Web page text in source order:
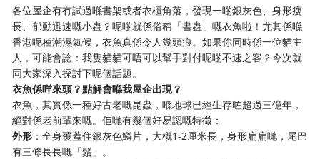
各位屋企有冇試過喺書架或者衣櫃角落，發現一啲銀灰色、身形瘦
長、郁動迅速嘅小蟲？呢啲就係俗稱「書蟲」嘅衣魚啦！尤其係喺
香港呢種潮濕氣候，衣魚真係令人幾頭痕。如果你同時係一位貓主
人，可能會諗：我隻貓貓可唔可以幫手對付呢啲不速之客？今次就
同大家深入探討下呢個話題。
衣魚係咩來頭？點解會喺我屋企出現？
衣魚，其實係一種好古老嘅昆蟲，喺地球已經生存咗超過三億年，
絕對係老前輩來嘅。佢哋有幾個好易認嘅特徵：
外形 ：全身覆蓋住銀灰色鱗片，大概1-2厘米長，身形扁扁哋，尾巴
有三條長長嘅「鬚」。